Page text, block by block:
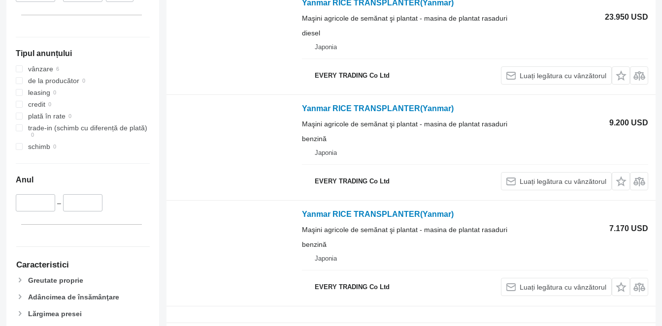
Tipul anunțului
vânzare
de la producător
leasing
credit
plată în rate
trade-in (schimb cu diferență de plată)
schimb
Anul
–
Caracteristici
Greutate proprie
Adâncimea de însămânţare
Lărgimea presei
Yanmar RICE TRANSPLANTER(Yanmar)
23.950 USD
Maşini agricole de semănat şi plantat - masina de plantat rasaduri
diesel
Japonia
EVERY TRADING Co Ltd Luați legătura cu vânzătorul
Yanmar RICE TRANSPLANTER(Yanmar)
9.200 USD
Maşini agricole de semănat şi plantat - masina de plantat rasaduri
benzină
Japonia
EVERY TRADING Co Ltd Luați legătura cu vânzătorul
Yanmar RICE TRANSPLANTER(Yanmar)
7.170 USD
Maşini agricole de semănat şi plantat - masina de plantat rasaduri
benzină
Japonia
EVERY TRADING Co Ltd Luați legătura cu vânzătorul